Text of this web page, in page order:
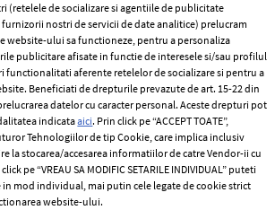
celor 5 etape ale
(retelele de socializare si agentiile de publicitate
nostri de servicii de date analitice) prelucram
website-ului sa functioneze, pentru a personaliza
publicitare afisate in functie de interesele si/sau profilul
functionalitati aferente retelelor de socializare si pentru a
Beneficiati de drepturile prevazute de art. 15-22 din
datelor cu caracter personal. Aceste drepturi pot
indicataaici. Prin click pe “ACCEPT TOATE”,
Tehnologiilor de tip Cookie, care implica inclusiv
la stocarea/accesarea informatiilor de catre Vendor-ii cu
pe “VREAU SA MODIFIC SETARILE INDIVIDUAL” puteti
mod individual, mai putin cele legate de cookie strict
website-ului.